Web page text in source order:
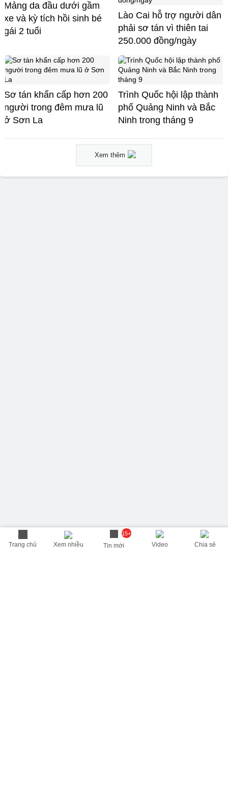
Trang chủ Xem nhiều
15+
Tin mới Video Chia sẻ
Mảng da đầu dưới gầm
xe và kỳ tích hồi sinh bé
gái 2 tuổi
Lào Cai hỗ trợ người dân
phải sơ tán vì thiên tai
250.000 đồng/ngày
Sơ tán khẩn cấp hơn 200
người trong đêm mưa lũ
ở Sơn La
Trình Quốc hội lập thành
phố Quảng Ninh và Bắc
Ninh trong tháng 9
Xem thêm